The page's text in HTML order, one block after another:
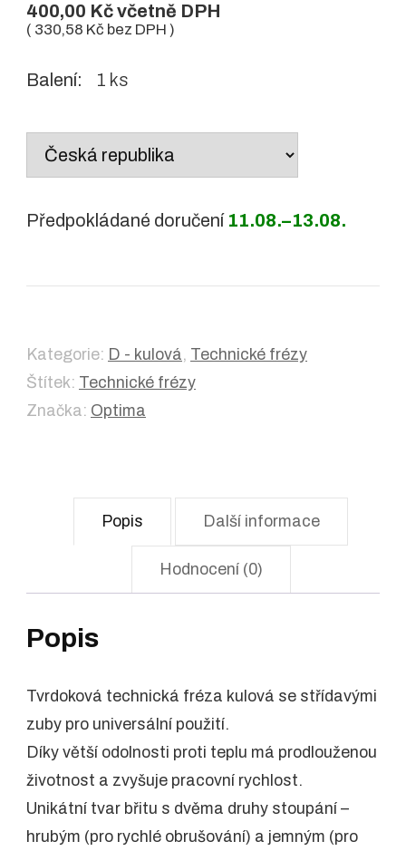
400,00 Kčvčetně DPH
( 330,58 Kč bez DPH )
Balení: 1 ks
Country
Předpokládané doručení 11.08.–13.08.
Kategorie: D - kulová, Technické frézy
Štítek: Technické frézy
Značka: Optima
Popis Další informace
Hodnocení (0)
Popis
Tvrdoková technická fréza kulová se střídavými
zuby pro universální použití.
Díky větší odolnosti proti teplu má prodlouženou
životnost a zvyšuje pracovní rychlost.
Unikátní tvar břitu s dvěma druhy stoupání –
hrubým (pro rychlé obrušování) a jemným (pro